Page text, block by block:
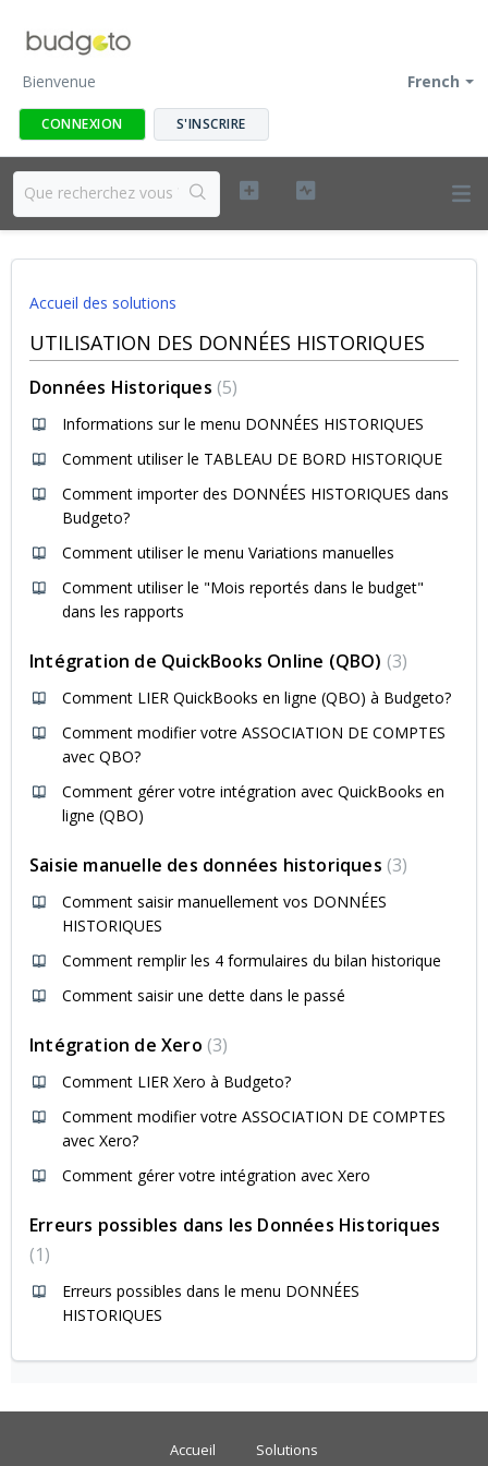
French
Bienvenue
CONNEXION S'INSCRIRE
Accueil des solutions
UTILISATION DES DONNÉES HISTORIQUES
Données Historiques 5
Informations sur le menu DONNÉES HISTORIQUES
Comment utiliser le TABLEAU DE BORD HISTORIQUE
Comment importer des DONNÉES HISTORIQUES dans
Budgeto?
Comment utiliser le menu Variations manuelles
Comment utiliser le "Mois reportés dans le budget"
dans les rapports
Intégration de QuickBooks Online (QBO) 3
Comment LIER QuickBooks en ligne (QBO) à Budgeto?
Comment modifier votre ASSOCIATION DE COMPTES
avec QBO?
Comment gérer votre intégration avec QuickBooks en
ligne (QBO)
Saisie manuelle des données historiques 3
Comment saisir manuellement vos DONNÉES
HISTORIQUES
Comment remplir les 4 formulaires du bilan historique
Comment saisir une dette dans le passé
Intégration de Xero 3
Comment LIER Xero à Budgeto?
Comment modifier votre ASSOCIATION DE COMPTES
avec Xero?
Comment gérer votre intégration avec Xero
Erreurs possibles dans les Données Historiques
1
Erreurs possibles dans le menu DONNÉES
HISTORIQUES
Accueil Solutions